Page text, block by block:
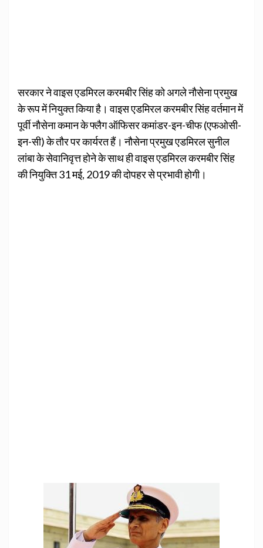
सरकार ने वाइस एडमिरल करमबीर सिंह को अगले नौसेना प्रमुख
के रूप में नियुक्त किया है। वाइस एडमिरल करमबीर सिंह वर्तमान में
पूर्वी नौसेना कमान के फ्लैग ऑफिसर कमांडर-इन-चीफ (एफओसी-
इन-सी) के तौर पर कार्यरत हैं। नौसेना प्रमुख एडमिरल सुनील
लांबा के सेवानिवृत्त होने के साथ ही वाइस एडमिरल करमबीर सिंह
की नियुक्ति 31 मई, 2019 की दोपहर से प्रभावी होगी।